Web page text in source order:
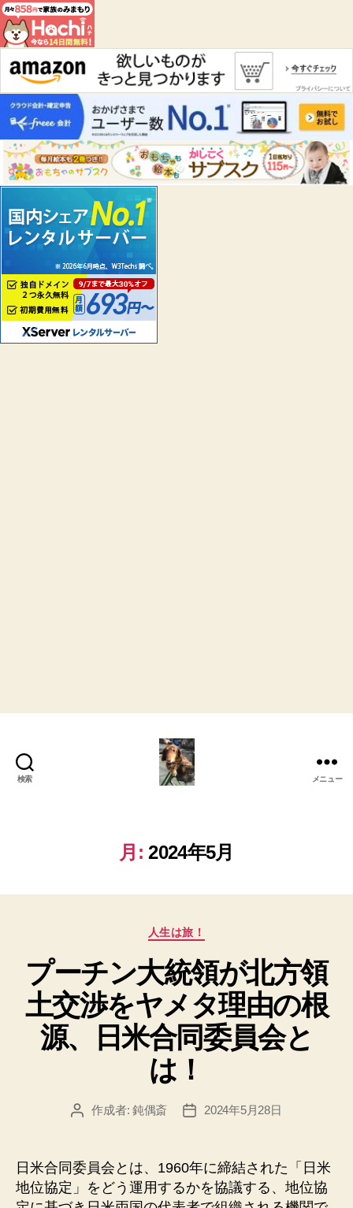
検索
さ
さ
き！
メニュー
月: 2024年5月
カ
ゴ
リ
ー
人生は旅！
プーチン大統領が北方領
土交渉をヤメタ理由の根
源、日米合同委員会と
は！
投
作成者: 鈍偶斎
投
2024年5月28日
日米合同委員会とは、1960年に締結された「日米
地位協定」をどう運用するかを協議する、地位協